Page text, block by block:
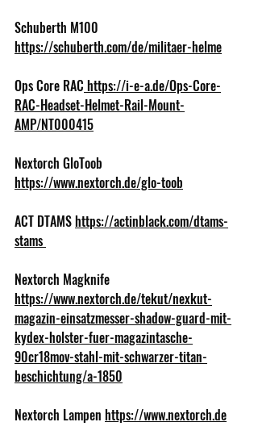
Schuberth M100
https://schuberth.com/de/militaer-helme
Ops Core RAC https://i-e-a.de/Ops-Core-
RAC-Headset-Helmet-Rail-Mount-
AMP/NT000415
Nextorch GloToob
https://www.nextorch.de/glo-toob
ACT DTAMS https://actinblack.com/dtams-
stams
Nextorch Magknife
https://www.nextorch.de/tekut/nexkut-
magazin-einsatzmesser-shadow-guard-mit-
kydex-holster-fuer-magazintasche-
90cr18mov-stahl-mit-schwarzer-titan-
beschichtung/a-1850
Nextorch Lampen https://www.nextorch.de